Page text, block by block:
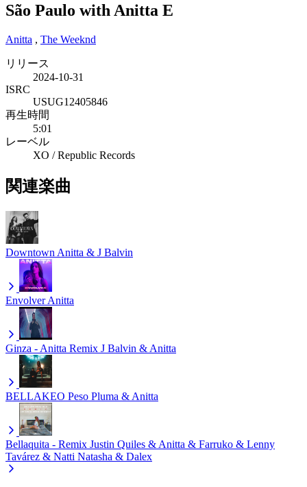
São Paulo with Anitta E
Anitta , The Weeknd
リリース
2024-10-31
ISRC
USUG12405846
再生時間
5:01
レーベル
XO / Republic Records
関連楽曲
Downtown Anitta & J Balvin
Envolver Anitta
Ginza - Anitta Remix J Balvin & Anitta
BELLAKEO Peso Pluma & Anitta
Bellaquita - Remix Justin Quiles & Anitta & Farruko & Lenny
Tavárez & Natti Natasha & Dalex